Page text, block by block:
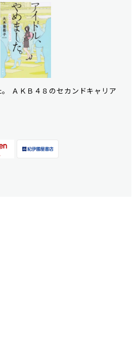
ＡＫＢ４８のセカンドキャリア